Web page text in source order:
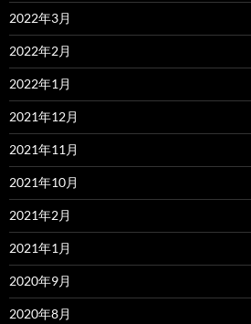
2022年3月
2022年2月
2022年1月
2021年12月
2021年11月
2021年10月
2021年2月
2021年1月
2020年9月
2020年8月